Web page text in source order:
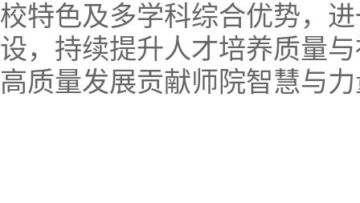
校特色及多学科综合优势，
设，持续提升人才培养质量
高质量发展贡献师院智慧与